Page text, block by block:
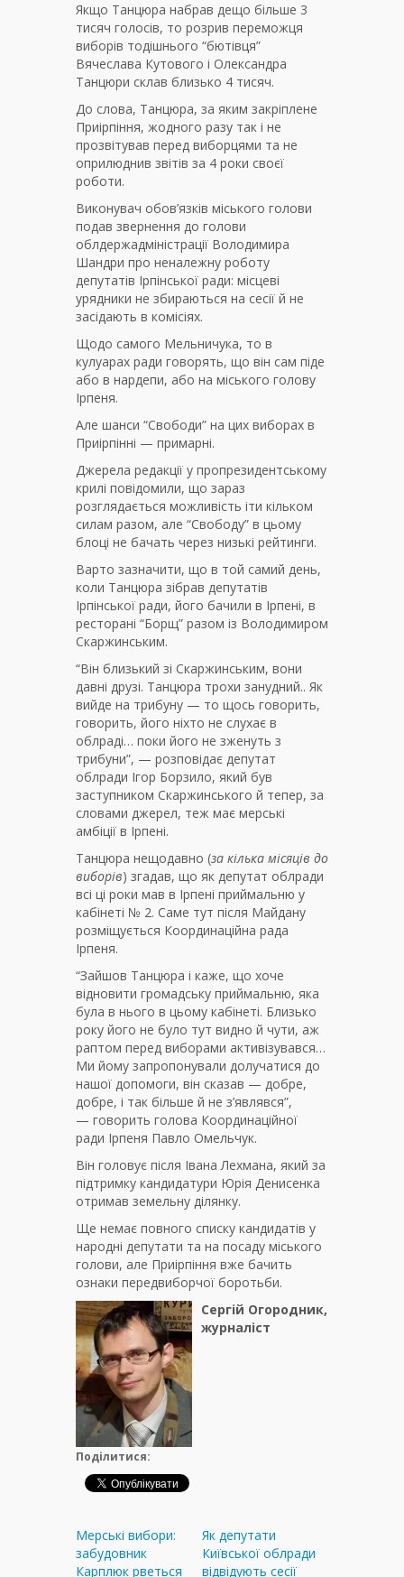
Якщо Танцюра набрав дещо більше 3
тисяч голосів, то розрив переможця
виборів тодішнього “бютівця”
Вячеслава Кутового і Олександра
Танцюри склав близько 4 тисяч.
До слова, Танцюра, за яким закріплене
Приірпіння, жодного разу так і не
прозвітував перед виборцями та не
оприлюднив звітів за 4 роки своєї
роботи.
Виконувач обов’язків міського голови
подав звернення до голови
облдержадміністрації Володимира
Шандри про неналежну роботу
депутатів Ірпінської ради: місцеві
урядники не збираються на сесії й не
засідають в комісіях.
Щодо самого Мельничука, то в
кулуарах ради говорять, що він сам піде
або в нардепи, або на міського голову
Ірпеня.
Але шанси “Свободи” на цих виборах в
Приірпінні — примарні.
Джерела редакції у пропрезидентському
крилі повідомили, що зараз
розглядається можливість іти кільком
силам разом, але “Свободу” в цьому
блоці не бачать через низькі рейтинги.
Варто зазначити, що в той самий день,
коли Танцюра зібрав депутатів
Ірпінської ради, його бачили в Ірпені, в
ресторані “Борщ” разом із Володимиром
Скаржинським.
“Він близький зі Скаржинським, вони
давні друзі. Танцюра трохи занудний.. Як
вийде на трибуну — то щось говорить,
говорить, його ніхто не слухає в
облраді… поки його не зженуть з
трибуни”, — розповідає депутат
облради Ігор Борзило, який був
заступником Скаржинського й тепер, за
словами джерел, теж має мерські
амбіції в Ірпені.
Танцюра нещодавно (за кілька місяців до
виборів) згадав, що як депутат облради
всі ці роки мав в Ірпені приймальню у
кабінеті № 2. Саме тут після Майдану
розміщується Координаційна рада
Ірпеня.
“Зайшов Танцюра і каже, що хоче
відновити громадську приймальню, яка
була в нього в цьому кабінеті. Близько
року його не було тут видно й чути, аж
раптом перед виборами активізувався…
Ми йому запропонували долучатися до
нашої допомоги, він сказав — добре,
добре, і так більше й не з’являвся”,
— говорить голова Координаційної
ради Ірпеня Павло Омельчук.
Він головує після Івана Лехмана, який за
підтримку кандидатури Юрія Денисенка
отримав земельну ділянку.
Ще немає повного списку кандидатів у
народні депутати та на посаду міського
голови, але Приірпіння вже бачить
ознаки передвиборчої боротьби.
Сергій Огородник,
журналіст
Поділитися:
Мерські вибори:
забудовник
Карплюк рветься
Як депутати
Київської облради
відвідують сесії